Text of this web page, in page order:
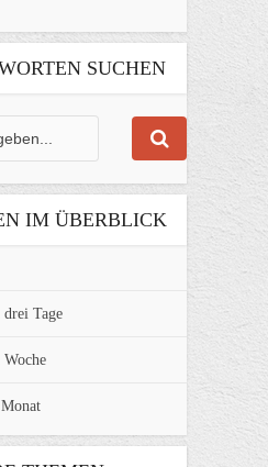
SUCHEN
IM ÜBERBLICK
drei Tage